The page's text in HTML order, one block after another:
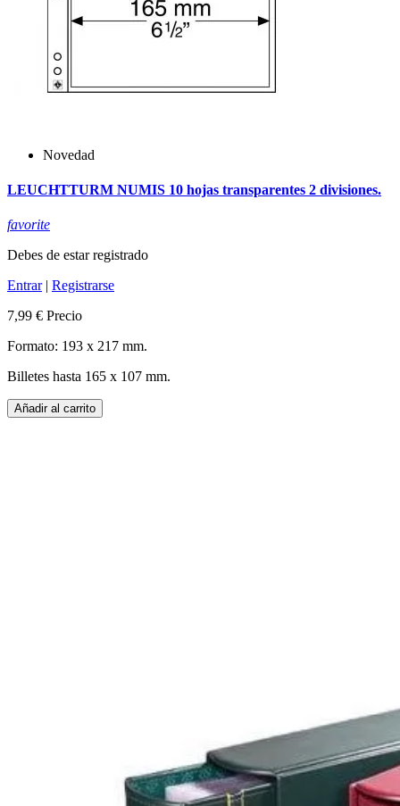
Novedad
LEUCHTTURM NUMIS 10 hojas transparentes 2 divisiones.
favorite
Debes de estar registrado
Entrar| Registrarse
7,99 € Precio
Formato: 193 x 217 mm.
Billetes hasta 165 x 107 mm.
Añadir al carrito